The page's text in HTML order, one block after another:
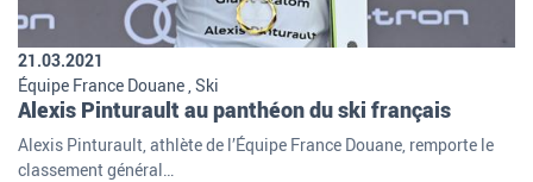
21.03.2021
Équipe France Douane , Ski
Alexis Pinturault au panthéon du ski français
Alexis Pinturault, athlète de l’Équipe France Douane, remporte le
classement général…